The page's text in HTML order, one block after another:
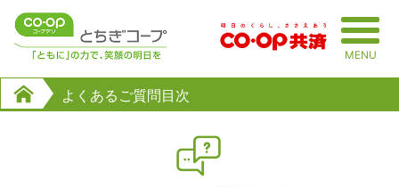
MENU
よくあるご質問目次